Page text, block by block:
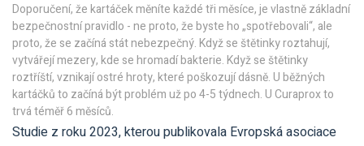
Doporučení, že kartáček měníte každé tři měsíce, je vlastně základní
bezpečnostní pravidlo - ne proto, že byste ho „spotřebovali“, ale
proto, že se začíná stát nebezpečný. Když se štětinky roztahují,
vytvářejí mezery, kde se hromadí bakterie. Když se štětinky
roztříští, vznikají ostré hroty, které poškozují dásně. U běžných
kartáčků to začíná být problém už po 4-5 týdnech. U Curaprox to
trvá téměř 6 měsíců.
Studie z roku 2023, kterou publikovala Evropská asociace